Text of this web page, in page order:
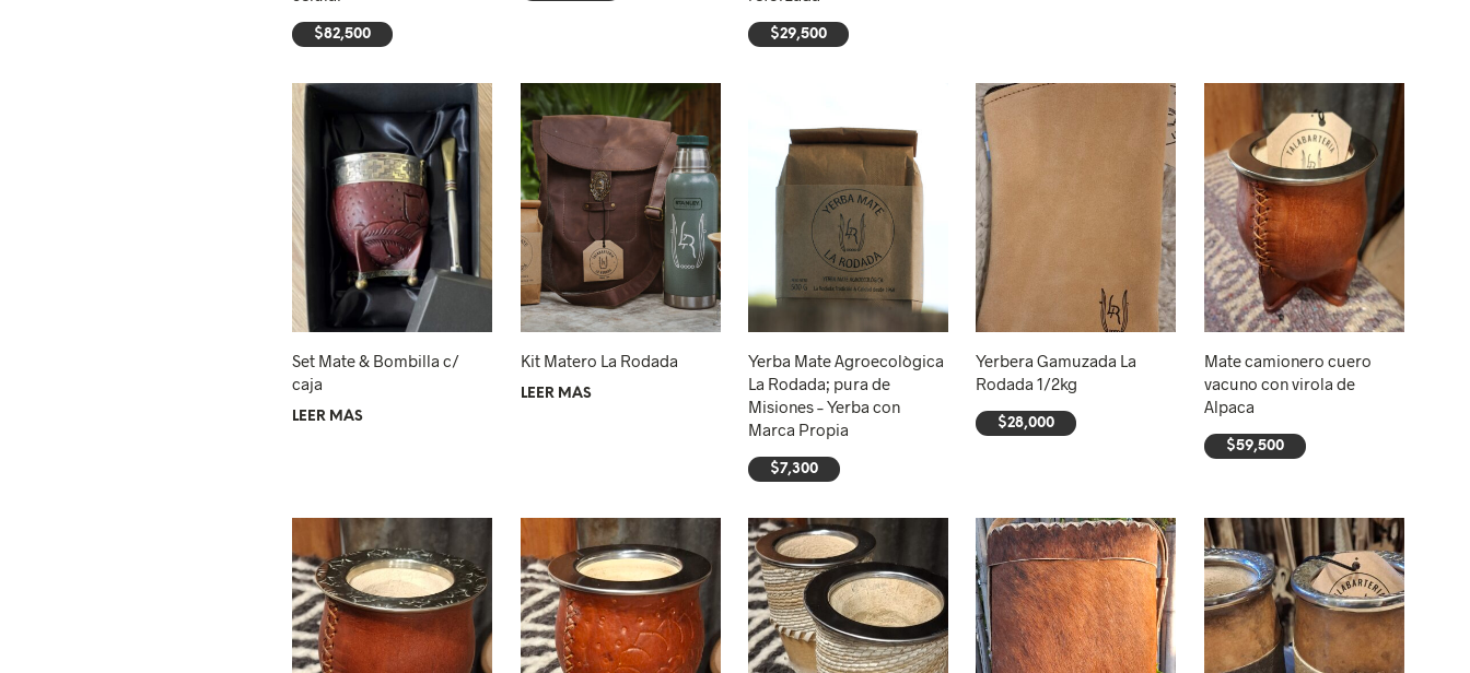
$82,500 $29,500
Set Mate & Bombilla c/
caja
LEER MÁS
Kit Matero La Rodada
LEER MÁS
Yerba Mate Agroecològica
La Rodada; pura de
Misiones – Yerba con
Marca Propia
$7,300
Yerbera Gamuzada La
Rodada 1/2kg
$28,000
Mate camionero cuero
vacuno con virola de
Alpaca
$59,500